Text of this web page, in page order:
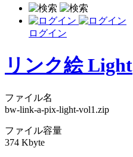
ログイン
リンク絵 Light
ファイル名
bw-link-a-pix-light-vol1.zip
ファイル容量
374 Kbyte